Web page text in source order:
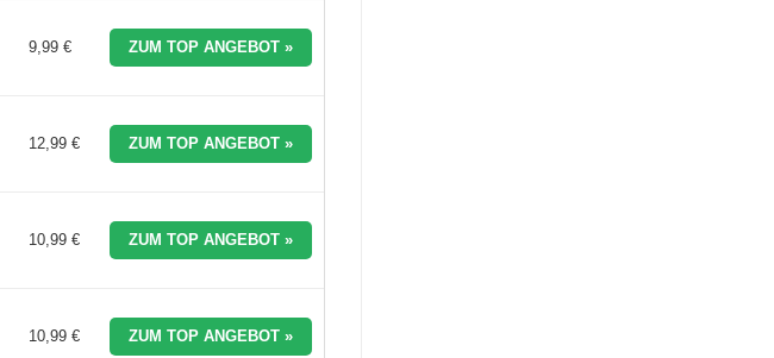
9,99 € ZUM TOP ANGEBOT »
12,99 € ZUM TOP ANGEBOT »
10,99 € ZUM TOP ANGEBOT »
10,99 € ZUM TOP ANGEBOT »